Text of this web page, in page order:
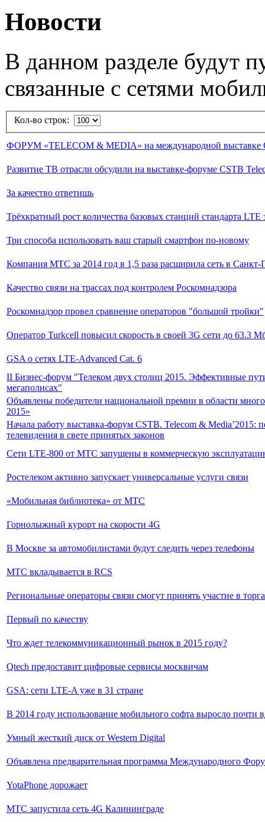
Новости
В данном разделе будут
связанные с сетями
Кол-во строк:
ФОРУМ «TELECOM & MEDIA» на международной выставке
Развитие ТВ отрасли обсудили на выставке-форуме CSTB
За качество ответишь
Трёхкратный рост количества базовых станций стандарта LTE
Три способа использовать ваш старый смартфон по-новому
Компания МТС за 2014 год в 1,5 раза расширила сеть в Санкт-
Качество связи на трассах под контролем Роскомнадзора
Роскомнадзор провел сравнение операторов "большой тройки"
Оператор Turkcell повысил скорость в своей 3G сети до 63.3
GSA о сетях LTE-Advanced Cat. 6
II Бизнес-форум "Телеком двух столиц 2015. Эффективные
мегаполисах"
Объявлены победители национальной премии в области
2015»
Начала работу выставка-форум CSTB. Telecom & Media’2015:
телевидения в свете принятых законов
Сети LTE-800 от МТС запущены в коммерческую
Ростелеком активно запускает универсальные услуги связи
«Мобильная библиотека» от МТС
Горнолыжный курорт на скорости 4G
В Москве за автомобилистами будут следить через телефоны
МТС вкладывается в RCS
Региональные операторы связи смогут принять участие в
Первый по качеству
Что ждет телекоммуникационный рынок в 2015 году?
Qtech предоставит цифровые сервисы москвичам
GSA: сети LTE-A уже в 31 стране
В 2014 году использование мобильного софта выросло почти
Умный жесткий диск от Western Digital
Объявлена предварительная программа Международного
YotaPhone дорожает
МТС запустила сеть 4G Калининграде